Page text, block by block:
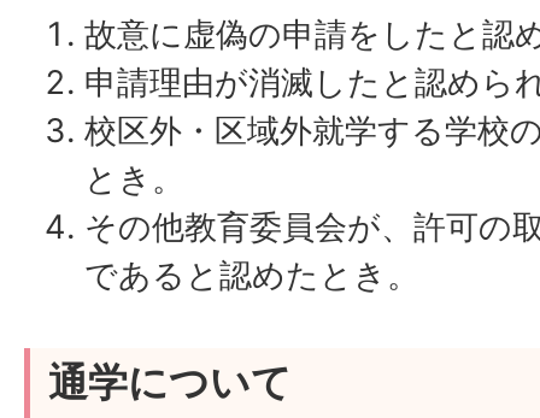
故意に虚偽の申請をしたと認
申請理由が消滅したと認めら
校区外・区域外就学する学校
とき。
その他教育委員会が、許可の
であると認めたとき。
通学について